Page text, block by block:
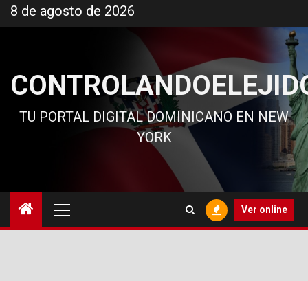
al
8 de agosto de 2026
TU PORTAL DIGITAL DOMINICANO EN NEW
YORK
principal
Ver online